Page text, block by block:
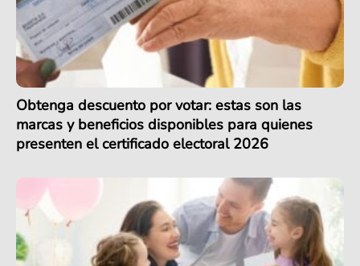
Obtenga descuento por votar: estas son las
marcas y beneficios disponibles para quienes
presenten el certificado electoral 2026